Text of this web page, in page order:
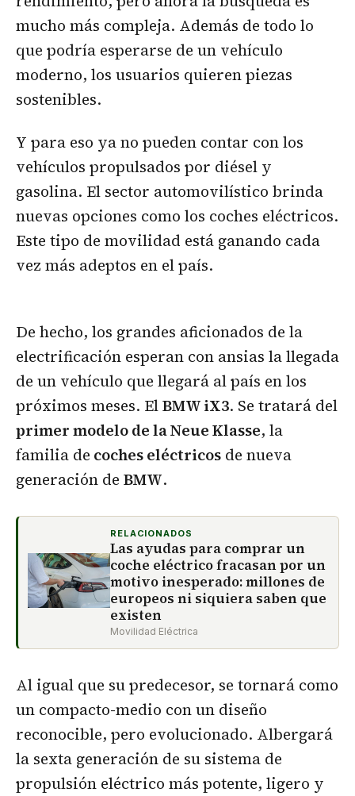
mucho más compleja. Además de todo lo
que podría esperarse de un vehículo
moderno, los usuarios quieren piezas
sostenibles.
Y para eso ya no pueden contar con los
vehículos propulsados por diésel y
gasolina. El sector automovilístico brinda
nuevas opciones como los coches eléctricos.
Este tipo de movilidad está ganando cada
vez más adeptos en el país.
De hecho, los grandes aficionados de la
electrificación esperan con ansias la llegada
de un vehículo que llegará al país en los
próximos meses. ElBMW iX3. Se tratará del
primer modelo de la Neue Klasse, la
familia de coches eléctricos de nueva
generación de BMW.
RELACIONADOS
Las ayudas para comprar un
coche eléctrico fracasan por un
motivo inesperado: millones de
europeos ni siquiera saben que
existen
Movilidad Eléctrica
Al igual que su predecesor, se tornará como
un compacto-medio con un diseño
reconocible, pero evolucionado. Albergará
la sexta generación de su sistema de
propulsión eléctrico más potente, ligero y